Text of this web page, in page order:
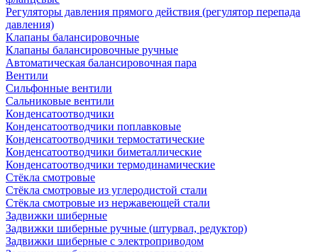
Регуляторы давления прямого действия (регулятор перепада
давления)
Клапаны балансировочные
Клапаны балансировочные ручные
Автоматическая балансировочная пара
Вентили
Сильфонные вентили
Сальниковые вентили
Конденсатоотводчики
Конденсатоотводчики поплавковые
Конденсатоотводчики термостатические
Конденсатоотводчики биметаллические
Конденсатоотводчики термодинамические
Стёкла смотровые
Стёкла смотровые из углеродистой стали
Стёкла смотровые из нержавеющей стали
Задвижки шиберные
Задвижки шиберные ручные (штурвал, редуктор)
Задвижки шиберные с электроприводом